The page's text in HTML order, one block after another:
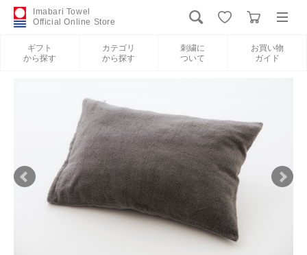
Imabari Towel
Official Online Store
ギフト
から探す
カテゴリ
から探す
刺繍に
ついて
お買い物
ガイド
新規会員登録
ギフトから探す
カテゴリから探す
刺繍について